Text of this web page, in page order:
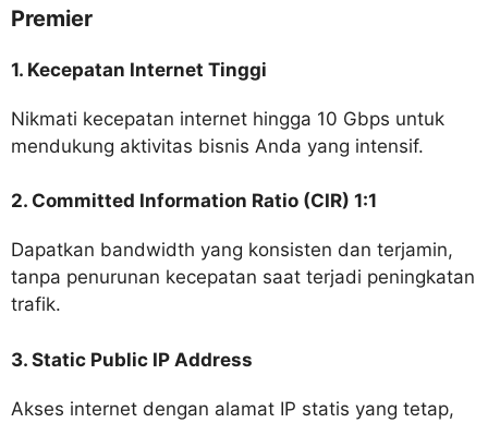
Premier
1. Kecepatan Internet Tinggi
Nikmati kecepatan internet hingga 10 Gbps untuk
mendukung aktivitas bisnis Anda yang intensif.
2. Committed Information Ratio (CIR) 1:1
Dapatkan bandwidth yang konsisten dan terjamin,
tanpa penurunan kecepatan saat terjadi peningkatan
trafik.
3. Static Public IP Address
Akses internet dengan alamat IP statis yang tetap,